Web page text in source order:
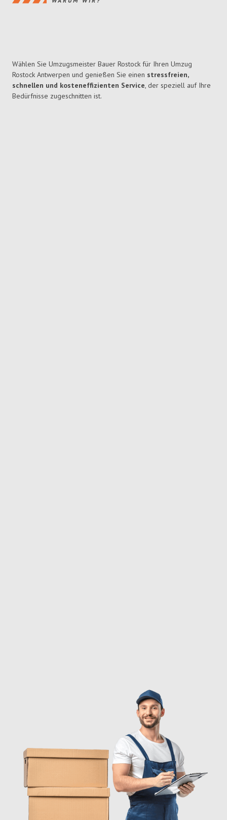
Wählen Sie Umzugsmeister Bauer Rostock für Ihren Umzug
Rostock Antwerpen und genießen Sie einen stressfreien,
schnellen und kosteneffizienten Service, der speziell auf Ihre
Bedürfnisse zugeschnitten ist.